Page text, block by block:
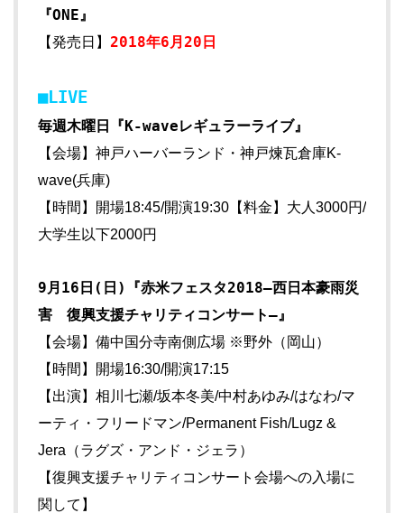
『ONE』
【発売日】 2018年6月20日
■LIVE
毎週木曜日『K-waveレギュラーライブ』
【会場】神戸ハーバーランド・神戸煉瓦倉庫K-
wave(兵庫)
【時間】開場18:45/開演19:30【料金】大人3000円/
大学生以下2000円
9月16日(日)『赤米フェスタ2018―西日本豪雨災
害 復興支援チャリティコンサート―』
【会場】備中国分寺南側広場 ※野外（岡山）
【時間】開場16:30/開演17:15
【出演】相川七瀬/坂本冬美/中村あゆみ/はなわ/マ
ーティ・フリードマン/Permanent Fish/Lugz &
Jera（ラグズ・アンド・ジェラ）
【復興支援チャリティコンサート会場への入場に
関して】